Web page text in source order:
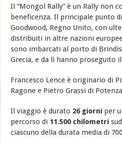
Il “Mongol Rally” è un Rally non
beneficenza. Il principale punto
Goodwood, Regno Unito, con
distribuiti in altre nazioni
sono imbarcati al porto di
Grecia, e da lì hanno proseguito
Francesco Lence è originario di
Ragone e Pietro Grassi di
Il viaggio è durato 26 giorni per
percorso di 11.500 chilometri
ciascuno della durata media di